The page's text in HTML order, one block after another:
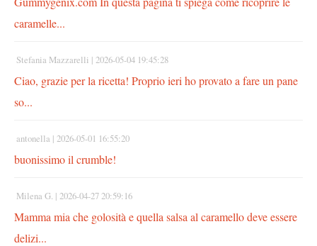
caramelle...
Stefania Mazzarelli | 2026-05-04 19:45:28
Ciao, grazie per la ricetta! Proprio ieri ho provato a fare un pane
so...
antonella | 2026-05-01 16:55:20
buonissimo il crumble!
Milena G. | 2026-04-27 20:59:16
Mamma mia che golosità e quella salsa al caramello deve essere
delizi...